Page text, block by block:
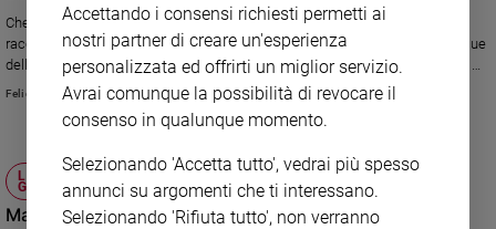
Che la libertà d'espressione sia minata in più parti del mondo ce lo
racconta costantemente la cronaca. L'ultimo caso arriva dalle gelide acque
dell’Artico, dove la Russia ha vietato all’Arctic Sunrise, la rompighiaccio di
Greenpeace, di entrare nelle acque territoriali per protestare contro le
Felice D'Agostini
LA NUOVA CORSA ALLA RICERCA DI
GREGGIO
Mare e petrolio, l'Italia sarà il nuovo Texas?
Accettando i consensi richiesti permetti ai
nostri partner di creare un'esperienza
personalizzata ed offrirti un miglior servizio.
Avrai comunque la possibilità di revocare il
consenso in qualunque momento.
Selezionando 'Accetta tutto', vedrai più spesso
annunci su argomenti che ti interessano.
Selezionando 'Rifiuta tutto', non verranno